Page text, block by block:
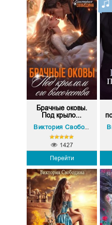
Брачные оковы.
Под крыло...
Виктория Свободина
Перейти
1427